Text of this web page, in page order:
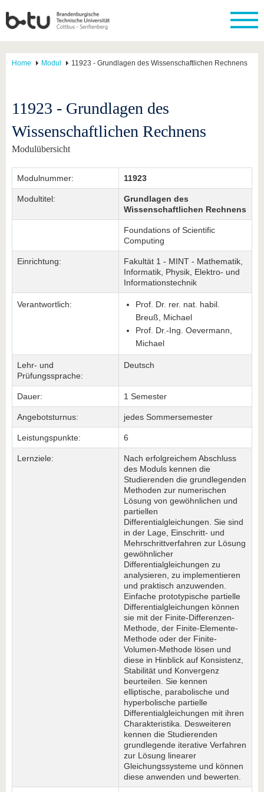
Home Modul 11923 - Grundlagen des Wissenschaftlichen Rechnens
11923 - Grundlagen des
Wissenschaftlichen Rechnens
Modulübersicht
Modulnummer: 11923
Modultitel:
Grundlagen des
Wissenschaftlichen Rechnens
Foundations of Scientific
Computing
Einrichtung:
Fakultät 1 - MINT - Mathematik,
Informatik, Physik, Elektro- und
Informationstechnik
Verantwortlich:
Prof. Dr. rer. nat. habil.
Breuß, Michael
Prof. Dr.-Ing. Oevermann,
Michael
Lehr- und
Prüfungssprache:
Deutsch
Dauer: 1 Semester
Angebotsturnus: jedes Sommersemester
Leistungspunkte: 6
Lernziele:
Nach erfolgreichem Abschluss
des Moduls kennen die
Studierenden die grundlegenden
Methoden zur numerischen
Lösung von gewöhnlichen und
partiellen
Differentialgleichungen. Sie sind
in der Lage, Einschritt- und
Mehrschrittverfahren zur Lösung
gewöhnlicher
Differentialgleichungen zu
analysieren, zu implementieren
und praktisch anzuwenden.
Einfache prototypische partielle
Differentialgleichungen können
sie mit der Finite-Differenzen-
Methode, der Finite-Elemente-
Methode oder der Finite-
Volumen-Methode lösen und
diese in Hinblick auf Konsistenz,
Stabilität und Konvergenz
beurteilen. Sie kennen
elliptische, parabolische und
hyperbolische partielle
Differentialgleichungen mit ihren
Charakteristika. Desweiteren
kennen die Studierenden
grundlegende iterative Verfahren
zur Lösung linearer
Gleichungssysteme und können
diese anwenden und bewerten.